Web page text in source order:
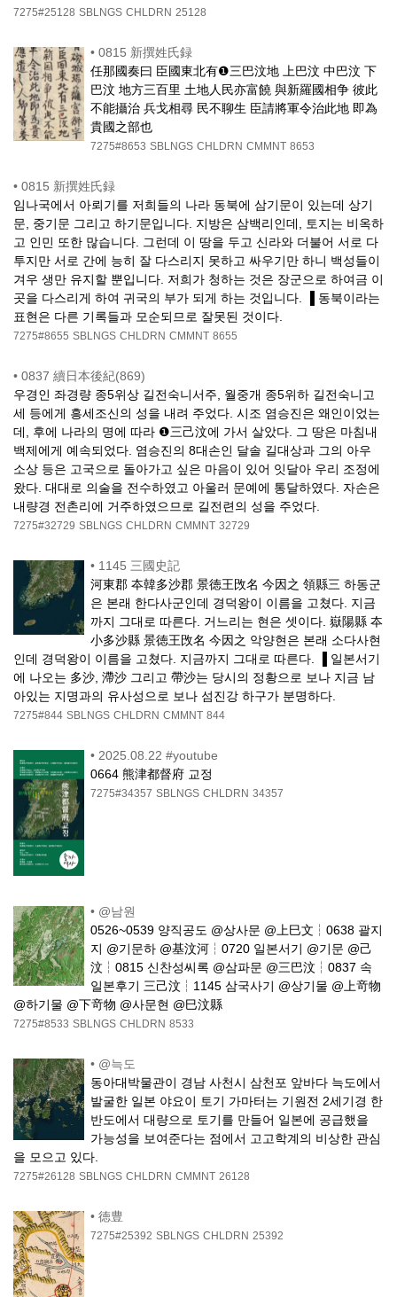
7275#25128 SBLNGS CHLDRN 25128
• 0815 新撰姓氏録
任那國奏曰 臣國東北有❶三巴汶地 上巴汶 中巴汶 下
巴汶 地方三百里 土地人民亦富饒 與新羅國相争 彼此
不能攝治 兵戈相尋 民不聊生 臣請將軍令治此地 即為
貴國之部也
7275#8653 SBLNGS CHLDRN CMMNT 8653
• 0815 新撰姓氏録
임나국에서 아뢰기를 저희들의 나라 동북에 삼기문이 있는데 상기
문, 중기문 그리고 하기문입니다. 지방은 삼백리인데, 토지는 비옥하
고 인민 또한 많습니다. 그런데 이 땅을 두고 신라와 더불어 서로 다
투지만 서로 간에 능히 잘 다스리지 못하고 싸우기만 하니 백성들이
겨우 생만 유지할 뿐입니다. 저희가 청하는 것은 장군으로 하여금 이
곳을 다스리게 하여 귀국의 부가 되게 하는 것입니다. ▐ 동북이라는
표현은 다른 기록들과 모순되므로 잘못된 것이다.
7275#8655 SBLNGS CHLDRN CMMNT 8655
• 0837 續日本後紀(869)
우경인 좌경량 종5위상 길전숙니서주, 월중개 종5위하 길전숙니고
세 등에게 흥세조신의 성을 내려 주었다. 시조 염승진은 왜인이었는
데, 후에 나라의 명에 따라 ❶三己汶에 가서 살았다. 그 땅은 마침내
백제에게 예속되었다. 염승진의 8대손인 달솔 길대상과 그의 아우
소상 등은 고국으로 돌아가고 싶은 마음이 있어 잇달아 우리 조정에
왔다. 대대로 의술을 전수하였고 아울러 문예에 통달하였다. 자손은
내량경 전촌리에 거주하였으므로 길전련의 성을 주었다.
7275#32729 SBLNGS CHLDRN CMMNT 32729
• 1145 三國史記
河東郡 夲韓多沙郡 景徳王攺名 今因之 領縣三 하동군
은 본래 한다사군인데 경덕왕이 이름을 고쳤다. 지금
까지 그대로 따른다. 거느리는 현은 셋이다. 嶽陽縣 夲
小多沙縣 景徳王攺名 今因之 악양현은 본래 소다사현
인데 경덕왕이 이름을 고쳤다. 지금까지 그대로 따른다. ▐ 일본서기
에 나오는 多沙, 滯沙 그리고 帶沙는 당시의 정황으로 보나 지금 남
아있는 지명과의 유사성으로 보나 섬진강 하구가 분명하다.
7275#844 SBLNGS CHLDRN CMMNT 844
• 2025.08.22 #youtube
0664 熊津都督府 교정
7275#34357 SBLNGS CHLDRN 34357
• @남원
0526~0539 양직공도 @상사문 @上巳文┆0638 괄지
지 @기문하 @基汶河┆0720 일본서기 @기문 @己
汶┆0815 신찬성씨록 @삼파문 @三巴汶┆0837 속
일본후기 三己汶┆1145 삼국사기 @상기물 @上竒物
@하기물 @下竒物 @사문현 @巳汶縣
7275#8533 SBLNGS CHLDRN 8533
• @늑도
동아대박물관이 경남 사천시 삼천포 앞바다 늑도에서
발굴한 일본 야요이 토기 가마터는 기원전 2세기경 한
반도에서 대량으로 토기를 만들어 일본에 공급했을
가능성을 보여준다는 점에서 고고학계의 비상한 관심
을 모으고 있다.
7275#26128 SBLNGS CHLDRN CMMNT 26128
• 徳豊
7275#25392 SBLNGS CHLDRN 25392